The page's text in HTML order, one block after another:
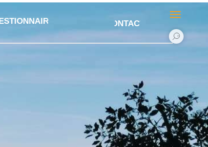
CONTACTS